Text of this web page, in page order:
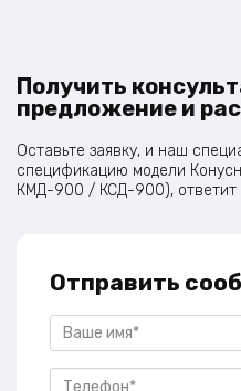
Получить
предложение и
Оставьте заявку, и наш
спецификацию модели
КМД-900 / КСД-900), ответит
Отправить